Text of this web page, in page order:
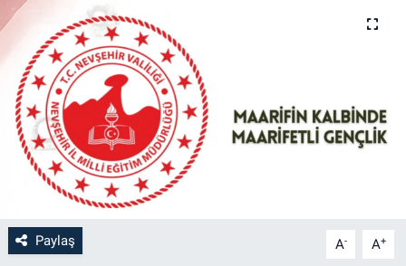
Paylaş A- A+
Sağlık
Eğitim
Kültür
3.Sayfa
Medya
Bilim-Tek